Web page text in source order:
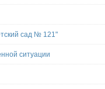
сад № 121"
ситуации